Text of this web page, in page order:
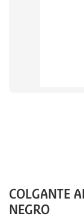
COLGANTE
NEGRO